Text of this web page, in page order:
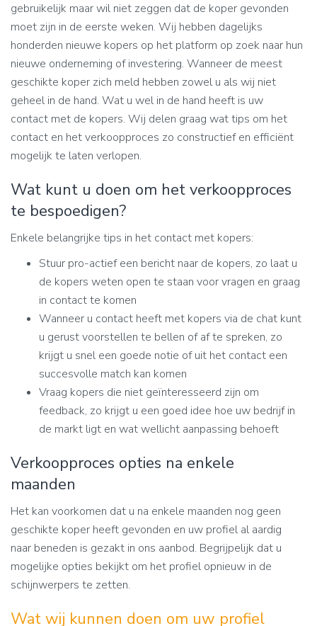
gebruikelijk maar wil niet zeggen dat de koper gevonden
moet zijn in de eerste weken. Wij hebben dagelijks
honderden nieuwe kopers op het platform op zoek naar hun
nieuwe onderneming of investering. Wanneer de meest
geschikte koper zich meld hebben zowel u als wij niet
geheel in de hand. Wat u wel in de hand heeft is uw
contact met de kopers. Wij delen graag wat tips om het
contact en het verkoopproces zo constructief en efficiënt
mogelijk te laten verlopen.
Wat kunt u doen om het verkoopproces
te bespoedigen?
Enkele belangrijke tips in het contact met kopers:
Stuur pro-actief een bericht naar de kopers, zo laat u
de kopers weten open te staan voor vragen en graag
in contact te komen
Wanneer u contact heeft met kopers via de chat kunt
u gerust voorstellen te bellen of af te spreken, zo
krijgt u snel een goede notie of uit het contact een
succesvolle match kan komen
Vraag kopers die niet geïnteresseerd zijn om
feedback, zo krijgt u een goed idee hoe uw bedrijf in
de markt ligt en wat wellicht aanpassing behoeft
Verkoopproces opties na enkele
maanden
Het kan voorkomen dat u na enkele maanden nog geen
geschikte koper heeft gevonden en uw profiel al aardig
naar beneden is gezakt in ons aanbod. Begrijpelijk dat u
mogelijke opties bekijkt om het profiel opnieuw in de
schijnwerpers te zetten.
Wat wij kunnen doen om uw profiel